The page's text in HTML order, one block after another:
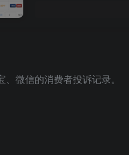
微信的消费者投诉记录。